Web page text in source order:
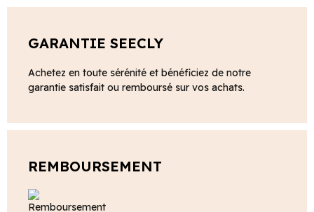
GARANTIE SEECLY
Achetez en toute sérénité et bénéficiez de notre
garantie satisfait ou remboursé sur vos achats.
REMBOURSEMENT